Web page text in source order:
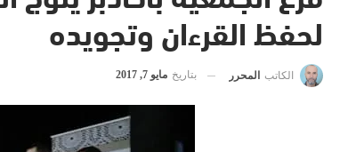
لحفظ القرءان وتجويده
الكاتب المحرر بتاريخ مايو 7, 2017